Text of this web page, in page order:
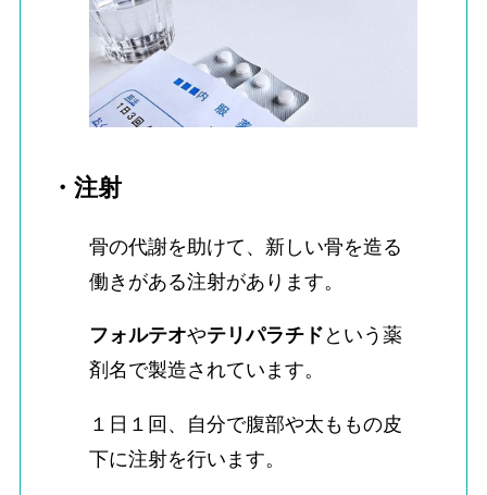
・注射
骨の代謝を助けて、新しい骨を造る
働きがある注射があります。
フォルテオやテリパラチド という薬
剤名で製造されています。
１日１回、自分で腹部や太ももの皮
下に注射を行います。